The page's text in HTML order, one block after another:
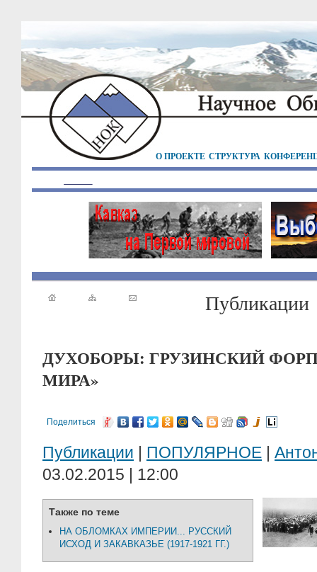
О ПРОЕКТЕ СТРУКТУРА
Публикации
ДУХОБОРЫ: ГРУЗИНСКИЙ
МИРА»
Поделиться
Публикации | ПОПУЛЯРНОЕ |
03.02.2015 | 12:00
Также по теме
НА ОБЛОМКАХ ИМПЕРИИ... РУССКИЙ
ИСХОД И ЗАКАВКАЗЬЕ (1917-1921 ГГ.)